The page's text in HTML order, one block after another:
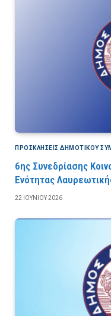
ΠΡΟΣΚΛΉΣΕΙΣ ΔΗΜΟΤΙΚΟΎ
6ης Συνεδρίασης
Ενότητας
22 ΙΟΥΝΊΟΥ 2026